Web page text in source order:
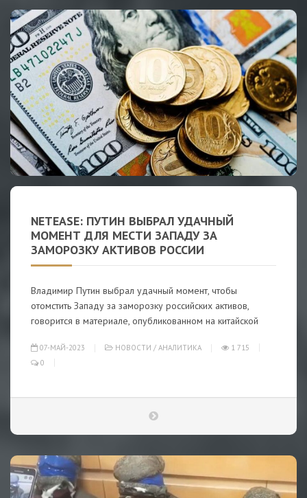
NETEASE: ПУТИН ВЫБРАЛ УДАЧНЫЙ
МОМЕНТ ДЛЯ МЕСТИ ЗАПАДУ ЗА
ЗАМОРОЗКУ АКТИВОВ РОССИИ
Владимир Путин выбрал удачный момент, чтобы
отомстить Западу за заморозку российских активов,
говорится в материале, опубликованном на китайской
07-МАЙ-2023 НОВОСТИ / АНАЛИТИКА
1 715
0